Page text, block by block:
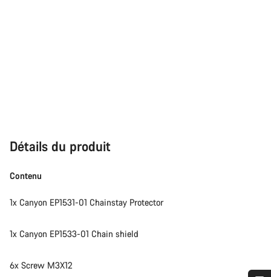
Détails du produit
Contenu
1x Canyon EP1531-01 Chainstay Protector
1x Canyon EP1533-01 Chain shield
6x Screw M3X12